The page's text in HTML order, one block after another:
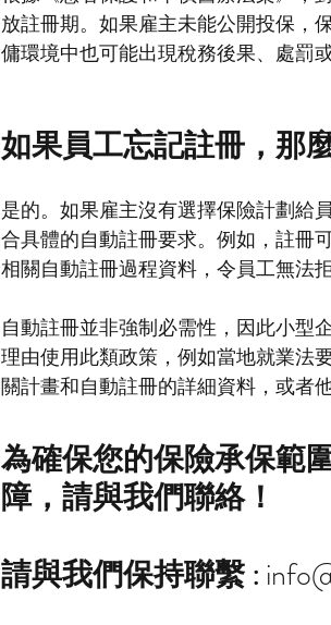
放註冊期。如果雇主未能公開投保，
傭環境中也可能出現稅務後果、處罰
如果員工忘記註冊，那
是的。如果雇主沒有選擇保險計劃給
合具體的自動註冊要求。例如，註冊
相關自動註冊過程資料，令員工無法
自動註冊並非強制必需性，因此小型
理由使用此類政策，例如當地就業法
關計畫和自動註冊的詳細資料，或者
為確保您的保險承保範
障，請與我們聯絡！
請與我們保持聯繫 :